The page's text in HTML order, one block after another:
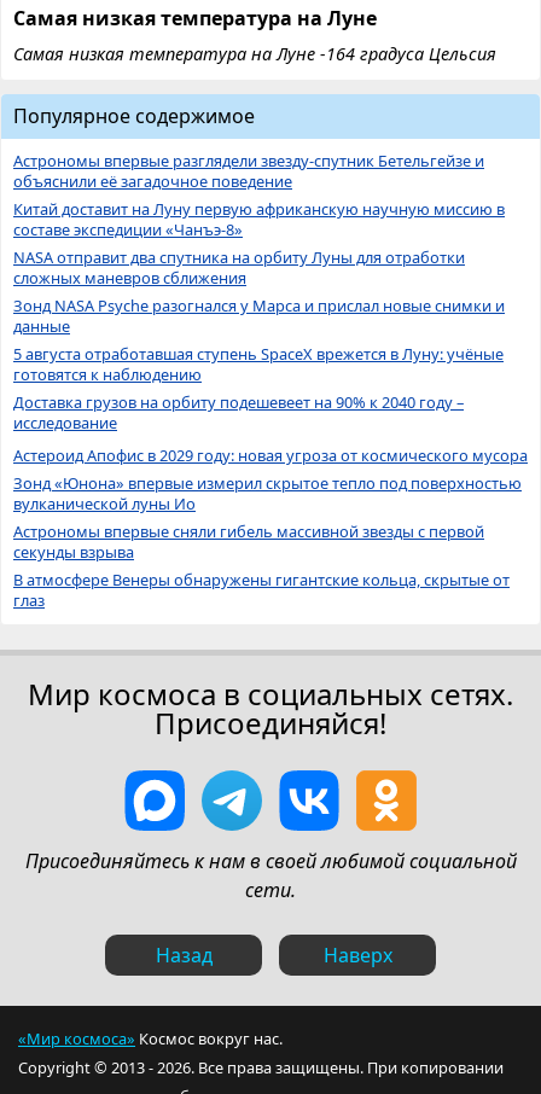
Самая низкая температура на Луне
Самая низкая температура на Луне -164 градуса Цельсия
Популярное содержимое
Астрономы впервые разглядели звезду-спутник Бетельгейзе и
объяснили её загадочное поведение
Китай доставит на Луну первую африканскую научную миссию в
составе экспедиции «Чанъэ-8»
NASA отправит два спутника на орбиту Луны для отработки
сложных маневров сближения
Зонд NASA Psyche разогнался у Марса и прислал новые снимки и
данные
5 августа отработавшая ступень SpaceX врежется в Луну: учёные
готовятся к наблюдению
Доставка грузов на орбиту подешевеет на 90% к 2040 году –
исследование
Астероид Апофис в 2029 году: новая угроза от космического мусора
Зонд «Юнона» впервые измерил скрытое тепло под поверхностью
вулканической луны Ио
Астрономы впервые сняли гибель массивной звезды с первой
секунды взрыва
В атмосфере Венеры обнаружены гигантские кольца, скрытые от
глаз
Мир космоса в социальных сетях.
Присоединяйся!
Присоединяйтесь к нам в своей любимой социальной
сети.
Назад Наверх
«Мир космоса» Космос вокруг нас.
Copyright © 2013 - 2026. Все права защищены. При копировании